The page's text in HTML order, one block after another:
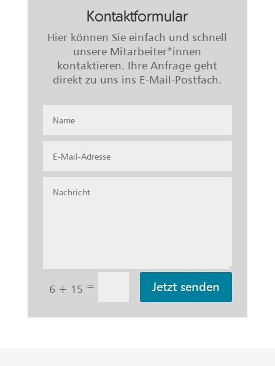
Kontaktformular
Hier können Sie einfach und schnell
unsere Mitarbeiter*innen
kontaktieren. Ihre Anfrage geht
direkt zu uns ins E-Mail-Postfach.
6 + 15 = Jetzt senden